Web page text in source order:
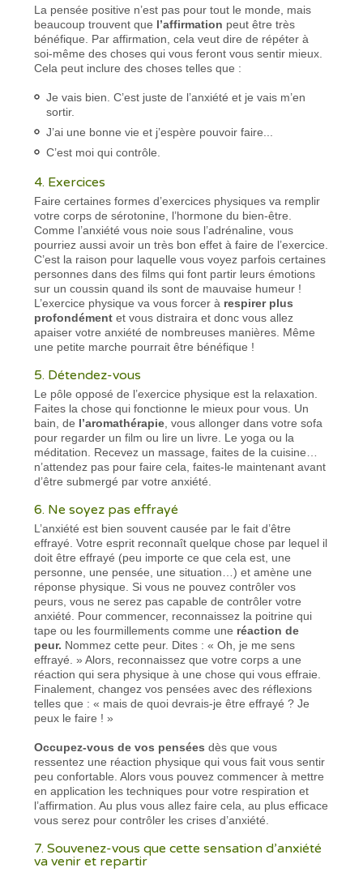
La pensée positive n’est pas pour tout le monde, mais
beaucoup trouvent que l’affirmation peut être très
bénéfique. Par affirmation, cela veut dire de répéter à
soi-même des choses qui vous feront vous sentir mieux.
Cela peut inclure des choses telles que :
Je vais bien. C’est juste de l’anxiété et je vais m’en
sortir.
J’ai une bonne vie et j’espère pouvoir faire...
C’est moi qui contrôle.
4. Exercices
Faire certaines formes d’exercices physiques va remplir
votre corps de sérotonine, l’hormone du bien-être.
Comme l’anxiété vous noie sous l’adrénaline, vous
pourriez aussi avoir un très bon effet à faire de l’exercice.
C’est la raison pour laquelle vous voyez parfois certaines
personnes dans des films qui font partir leurs émotions
sur un coussin quand ils sont de mauvaise humeur !
L’exercice physique va vous forcer à respirer plus
profondément et vous distraira et donc vous allez
apaiser votre anxiété de nombreuses manières. Même
une petite marche pourrait être bénéfique !
5. Détendez-vous
Le pôle opposé de l’exercice physique est la relaxation.
Faites la chose qui fonctionne le mieux pour vous. Un
bain, de l’aromathérapie , vous allonger dans votre sofa
pour regarder un film ou lire un livre. Le yoga ou la
méditation. Recevez un massage, faites de la cuisine…
n’attendez pas pour faire cela, faites-le maintenant avant
d’être submergé par votre anxiété.
6. Ne soyez pas effrayé
L’anxiété est bien souvent causée par le fait d’être
effrayé. Votre esprit reconnaît quelque chose par lequel il
doit être effrayé (peu importe ce que cela est, une
personne, une pensée, une situation…) et amène une
réponse physique. Si vous ne pouvez contrôler vos
peurs, vous ne serez pas capable de contrôler votre
anxiété. Pour commencer, reconnaissez la poitrine qui
tape ou les fourmillements comme une réaction de
peur. Nommez cette peur. Dites : « Oh, je me sens
effrayé. » Alors, reconnaissez que votre corps a une
réaction qui sera physique à une chose qui vous effraie.
Finalement, changez vos pensées avec des réflexions
telles que : « mais de quoi devrais-je être effrayé ? Je
peux le faire ! »
Occupez-vous de vos pensées dès que vous
ressentez une réaction physique qui vous fait vous sentir
peu confortable. Alors vous pouvez commencer à mettre
en application les techniques pour votre respiration et
l’affirmation. Au plus vous allez faire cela, au plus efficace
vous serez pour contrôler les crises d’anxiété.
7. Souvenez-vous que cette sensation d’anxiété
va venir et repartir